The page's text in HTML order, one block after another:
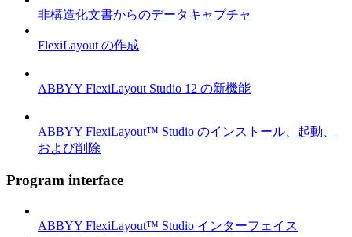
非構造化文書からのデータキャプチャ
FlexiLayout の作成
ABBYY FlexiLayout Studio 12 の新機能
ABBYY FlexiLayout™ Studio のインストール、起動、
および削除
Program interface
ABBYY FlexiLayout™ Studio インターフェイス